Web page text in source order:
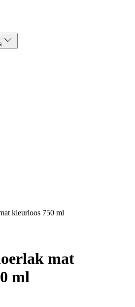
kleurloos 750 ml
mat
ml